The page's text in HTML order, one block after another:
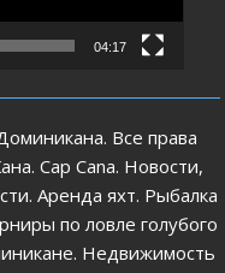
04:17
Все права
Cap Cana. Новости,
Аренда яхт. Рыбалка
по ловле голубого
Недвижимость